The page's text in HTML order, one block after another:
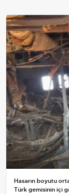
Hasarın boyutu
Türk gemisinin içi